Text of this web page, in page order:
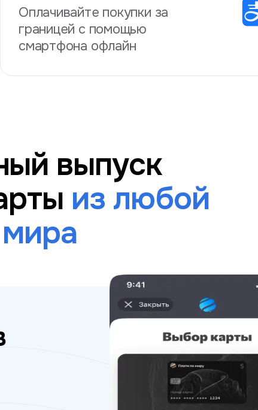
Оплачивайте покупки за
границей с помощью
смартфона офлайн
выпуск
из любой